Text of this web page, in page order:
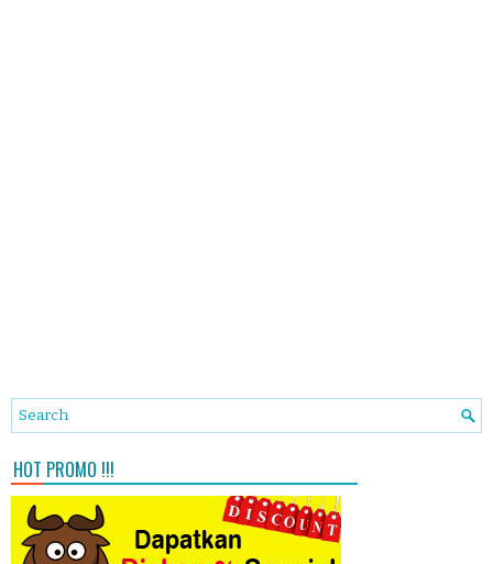
HOT PROMO !!!